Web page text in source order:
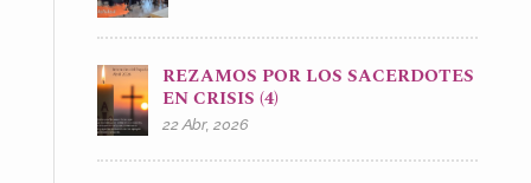
REZAMOS POR LOS SACERDOTES
EN CRISIS (4)
22 Abr, 2026